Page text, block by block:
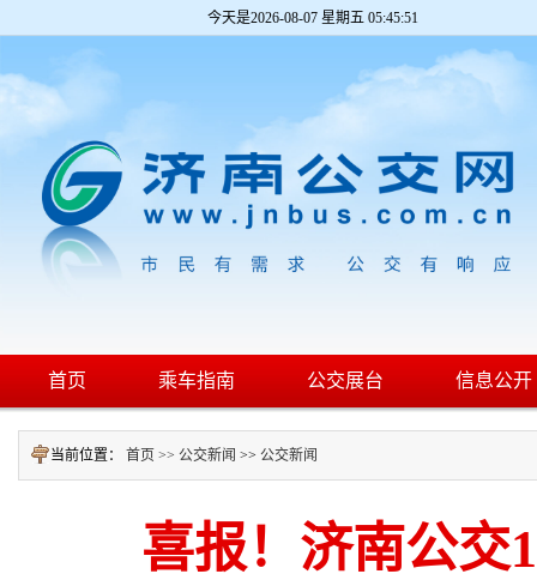
今天是2026-08-07 星期五 05:45:52
首页 乘车指南 公交展台 信息公开
当前位置： 首页 >> 公交新闻 >> 公交新闻
喜报！济南公交